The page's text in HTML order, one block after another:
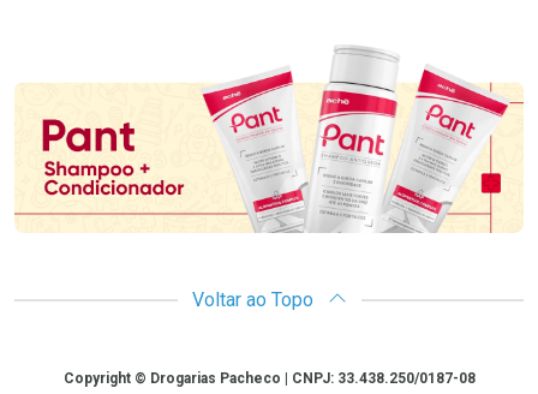
Promoção em Destaque
Voltar ao Topo
CopyrightCopyright © Drogarias Pacheco | CNPJ: 33.438.250/0187-08